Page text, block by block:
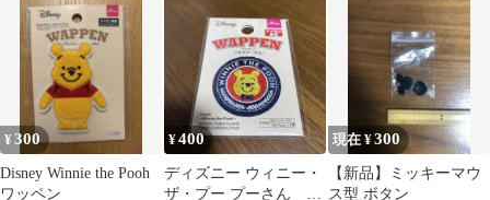
¥300
Disney Winnie the Pooh
ワッペン
¥400
ディズニー ウィニー・
ザ・プー プーさん ア
現在 ¥300
【新品】ミッキーマウ
ス型 ボタン